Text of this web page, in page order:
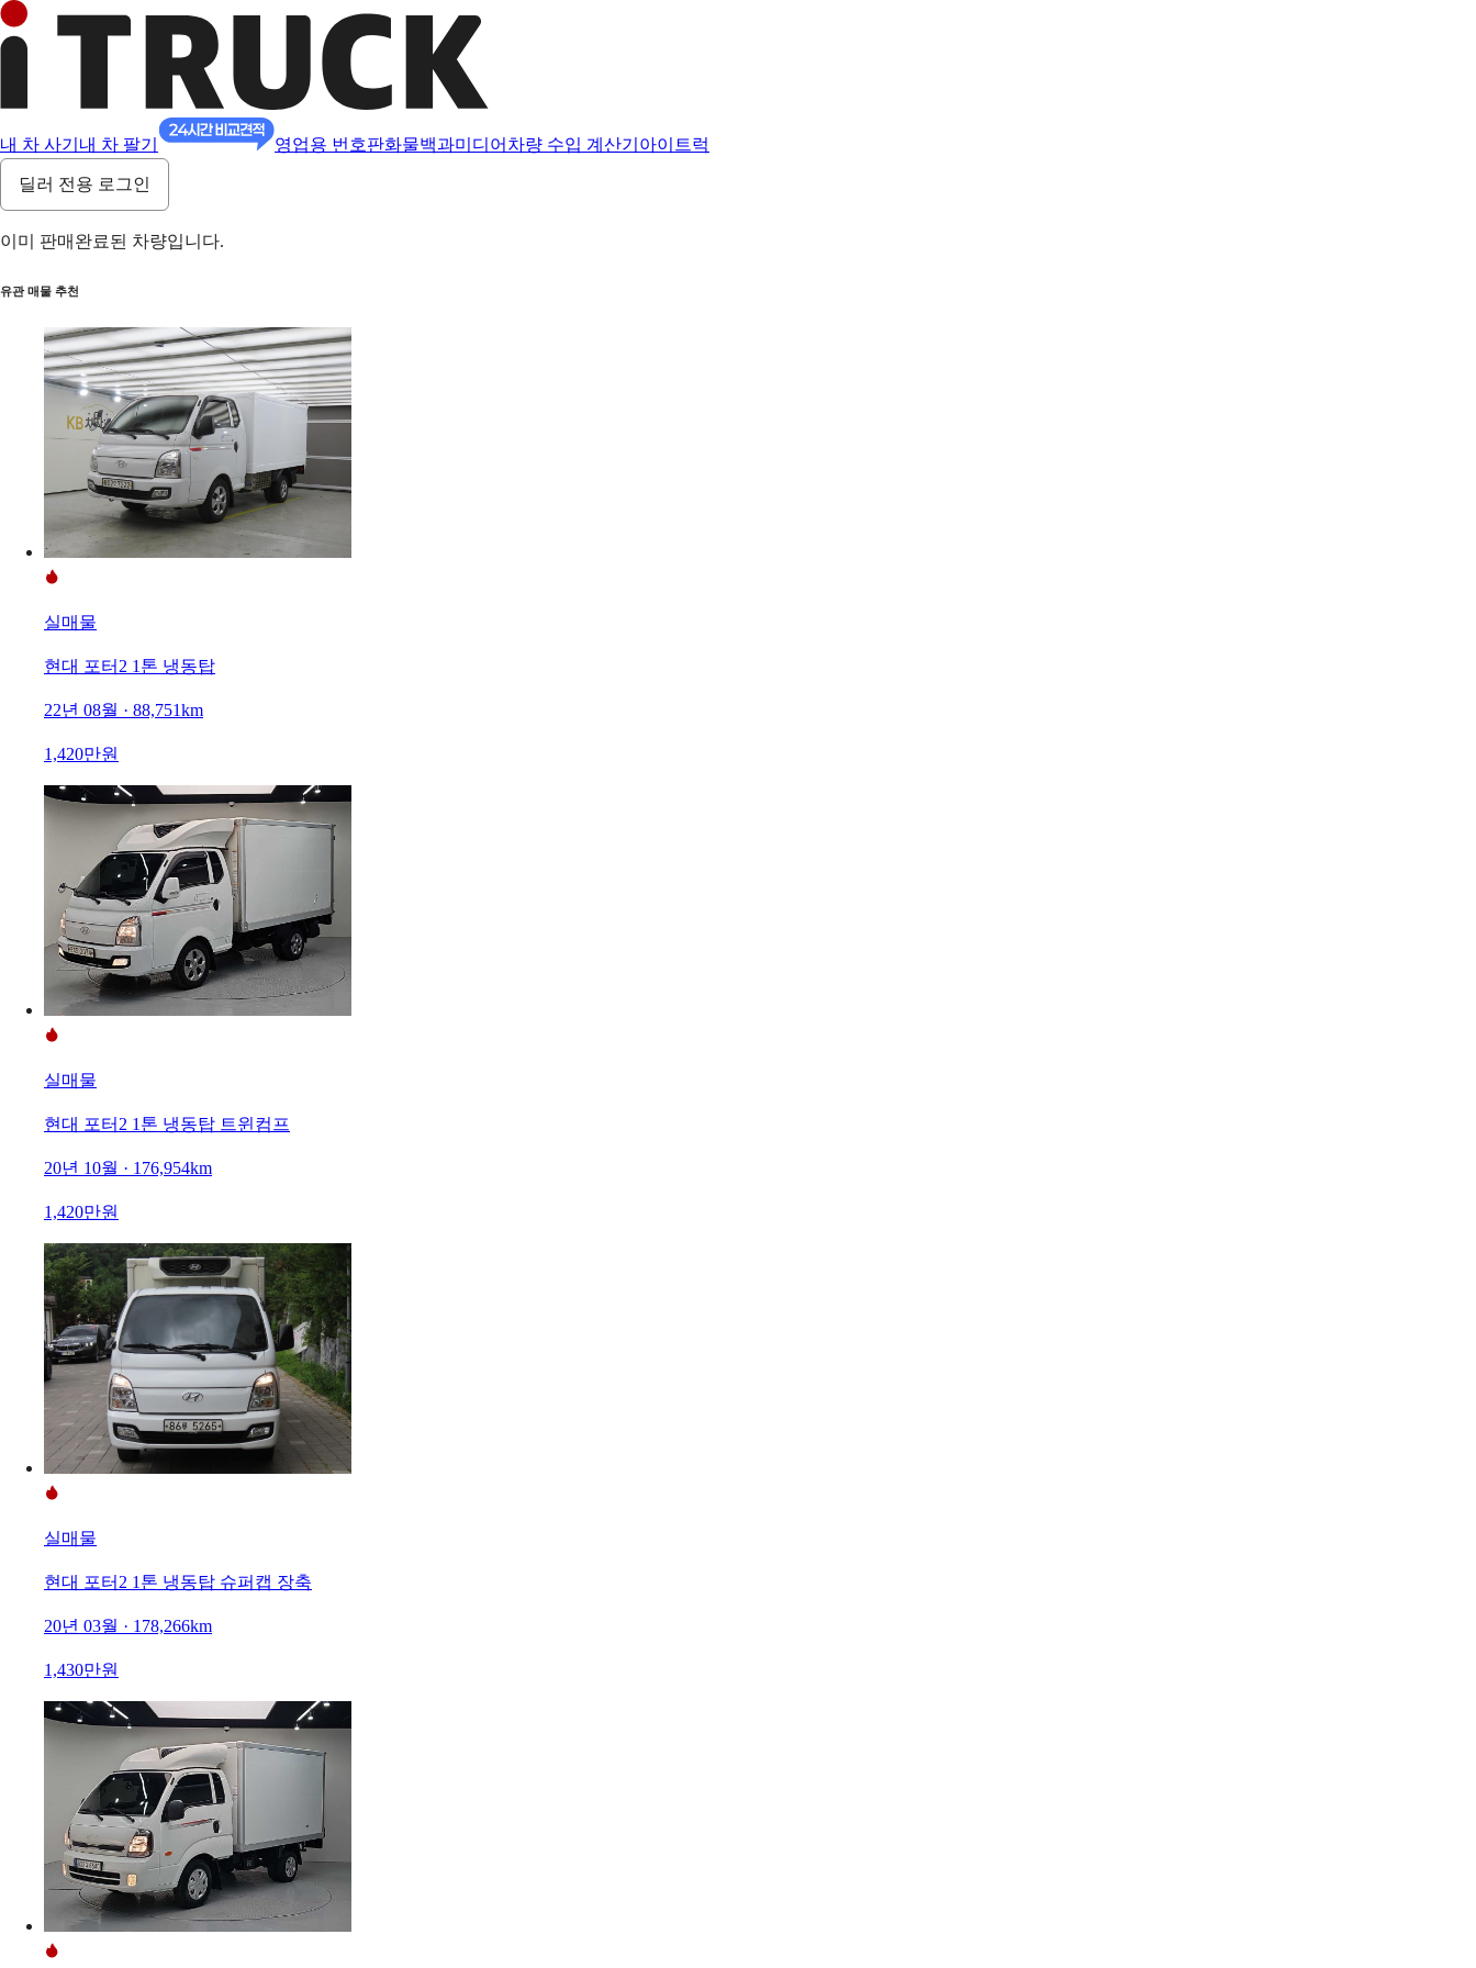
내 차 사기 내 차 팔기 영업용 번호판화물백과미디어 차량 수입 계산기 아이트럭
딜러 전용 로그인
이미 판매완료된 차량입니다.
유관 매물 추천
실매물
현대 포터2 1톤 냉동탑
22년 08월 · 88,751km
1,420만원
실매물
현대 포터2 1톤 냉동탑 트윈컴프
20년 10월 · 176,954km
1,420만원
실매물
현대 포터2 1톤 냉동탑 슈퍼캡 장축
20년 03월 · 178,266km
1,430만원